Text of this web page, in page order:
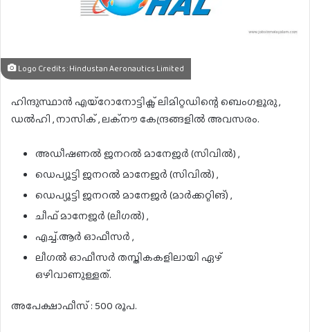
Logo Credits : Hindustan Aeronautics Limited
ഹിന്ദുസ്ഥാൻ എയ്റോനോട്ടിക്സ് ലിമിറ്റഡിന്റെ ബെംഗളൂരു ,
ഡൽഹി , നാസിക് , ലക്നൗ കേന്ദ്രങ്ങളിൽ അവസരം.
അഡീഷണൽ ജനറൽ മാനേജർ (സിവിൽ) ,
ഡെപ്യൂട്ടി ജനറൽ മാനേജർ (സിവിൽ) ,
ഡെപ്യൂട്ടി ജനറൽ മാനേജർ (മാർക്കറ്റിങ്) ,
ചീഫ് മാനേജർ (ലീഗൽ) ,
എച്ച്.ആർ ഓഫീസർ ,
ലീഗൽ ഓഫീസർ തസ്തികകളിലായി ഏഴ്
ഒഴിവാണുള്ളത്.
അപേക്ഷാഫീസ് : 500 രൂപ.